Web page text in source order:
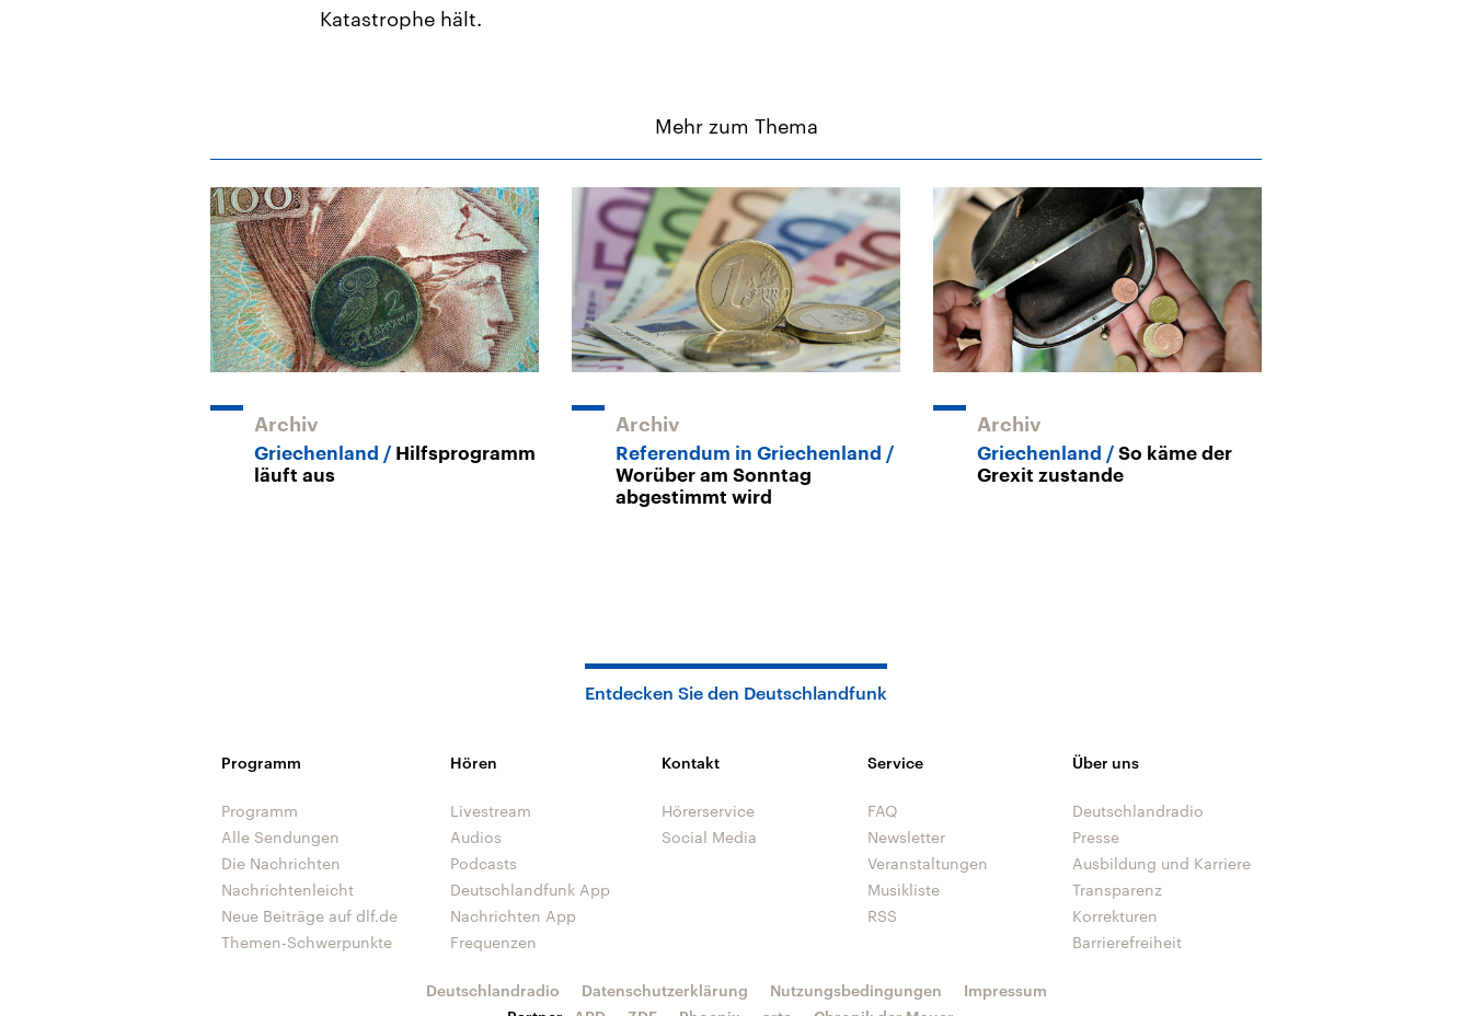
Katastrophe hält.
Mehr zum Thema
Archiv
Griechenland
Hilfsprogramm
läuft aus
Archiv
Referendum in Griechenland
Worüber am Sonntag
abgestimmt wird
Archiv
Griechenland
So käme der
Grexit zustande
Entdecken Sie den Deutschlandfunk
Programm
Programm
Alle Sendungen
Die Nachrichten
Nachrichtenleicht
Neue Beiträge auf dlf.de
Themen-Schwerpunkte
Hören
Livestream
Audios
Podcasts
Deutschlandfunk App
Nachrichten App
Frequenzen
Kontakt
Hörerservice
Social Media
Service
FAQ
Newsletter
Veranstaltungen
Musikliste
RSS
Über uns
Deutschlandradio
Presse
Ausbildung und Karriere
Transparenz
Korrekturen
Barrierefreiheit
Deutschlandradio Datenschutzerklärung Nutzungsbedingungen
Impressum